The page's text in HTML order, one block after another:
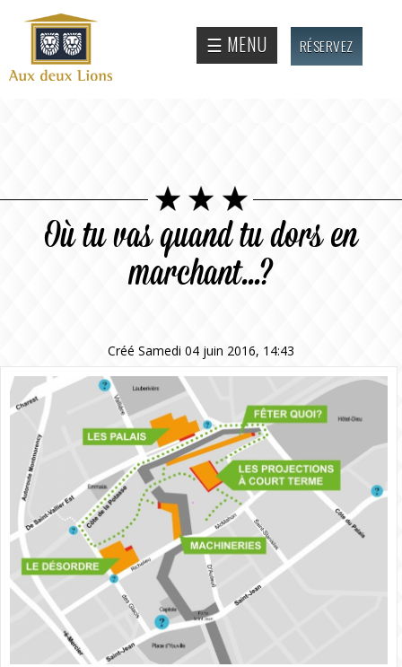
Site
officiel
de
☰ MENU RÉSERVEZ
Où tu vas quand tu dors en
marchant...?
Créé Samedi 04 juin 2016, 14:43